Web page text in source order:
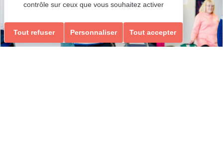
Loisirs Ados/Adultes & Seniors
contrôle sur ceux que vous souhaitez activer
Tout accepter
Tout refuser Personnaliser